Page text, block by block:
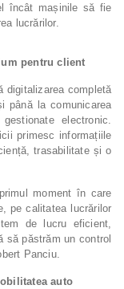
încât mașinile să fie
lucrărilor.
pentru client
digitalizarea completă
până la comunicarea
electronic.
primesc informațiile
trasabilitate și o
moment în care
pe calitatea lucrărilor
de lucru eficient,
să păstrăm un control
Panciu.
auto